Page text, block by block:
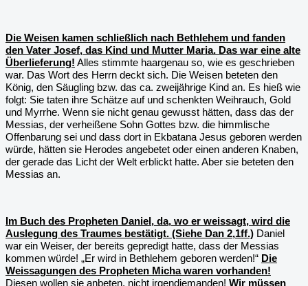
Die Weisen kamen schließlich nach Bethlehem und fanden
den Vater Josef, das Kind und Mutter Maria. Das war eine alte
Überlieferung! Alles stimmte haargenau so, wie es geschrieben
war. Das Wort des Herrn deckt sich. Die Weisen beteten den
König, den Säugling bzw. das ca. zweijährige Kind an. Es hieß wie
folgt: Sie taten ihre Schätze auf und schenkten Weihrauch, Gold
und Myrrhe. Wenn sie nicht genau gewusst hätten, dass das der
Messias, der verheißene Sohn Gottes bzw. die himmlische
Offenbarung sei und dass dort in Ekbatana Jesus geboren werden
würde, hätten sie Herodes angebetet oder einen anderen Knaben,
der gerade das Licht der Welt erblickt hatte. Aber sie beteten den
Messias an.
Im Buch des Propheten Daniel, da, wo er weissagt, wird die
Auslegung des Traumes bestätigt. (Siehe Dan 2,1ff.) Daniel
war ein Weiser, der bereits gepredigt hatte, dass der Messias
kommen würde! „Er wird in Bethlehem geboren werden!“ Die
Weissagungen des Propheten Micha waren vorhanden!
Diesen wollen sie anbeten, nicht irgendjemanden! Wir müssen